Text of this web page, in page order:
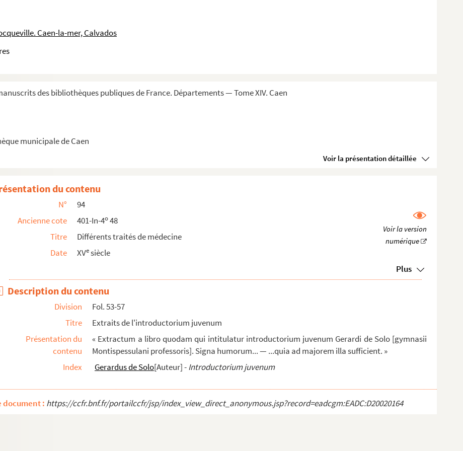
Caen-la-mer, Calvados
des bibliothèques publiques de France. Départements — Tome XIV. Caen
municipale de Caen
Voir la présentation détaillée
medicinae professor »
de la main de M. Guilbert... M. Marescot, ...
», par François-Henri, duc d'Harcourt
1771 »
ben Ahmed ben Elkhidhr ben Ali
Nicholai.»
des corps et des âmes, par M. de L...
du contenu
N°
94
Ancienne cote
401-In-4o48
Titre
Différents traités de médecine
Date
XVesiècle
Plus
Description du contenu
Division
Fol. 53-57
Titre
Extraits de l'introductorium juvenum
Présentation du
contenu
« Extractum a libro quodam qui intitulatur introductorium juvenum Gerardi de Solo [gymnasii
Montispessulani professoris]. Signa humorum... — ...quia ad majorem illa sufficient. »
Index
Gerardus de Solo[Auteur]-Introductorium juvenum
document : https://ccfr.bnf.fr/portailccfr/jsp/index_view_direct_anonymous.jsp?record=eadcgm:EADC:D20020164